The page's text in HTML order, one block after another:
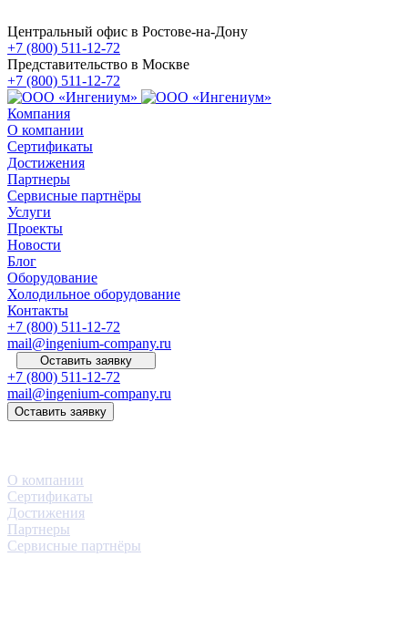
Центральный офис в Ростове-на-Дону
+7 (800) 511-12-72
Представительство в Москве
+7 (800) 511-12-72
Компания
О компании
Сертификаты
Достижения
Партнеры
Сервисные партнёры
Услуги
Проекты
Новости
Блог
Оборудование
Холодильное оборудование
Контакты
+7 (800) 511-12-72
mail@ingenium-company.ru
Оставить заявку
+7 (800) 511-12-72
mail@ingenium-company.ru
Оставить заявку
О компании
Сертификаты
Достижения
Партнеры
Сервисные партнёры